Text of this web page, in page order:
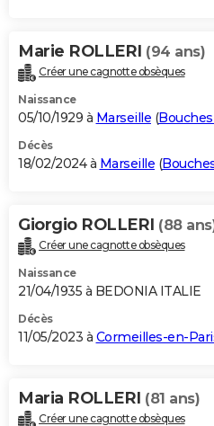
Marie ROLLERI (94 ans)
Créer une cagnotte obsèques
Naissance
05/10/1929 à Marseille (
Décès
18/02/2024 à Marseille (
Giorgio ROLLERI (88
Créer une cagnotte obsèques
Naissance
21/04/1935 à BEDONIA ITALIE
Décès
11/05/2023 à Cormeilles-en-
Maria ROLLERI (81 ans)
Créer une cagnotte obsèques